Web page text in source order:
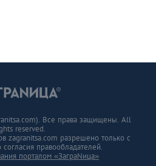
Все права защищены. All
reserved.
zagranitsa.com разрешено только с
согласия правообладателей.
порталом «ЗаграNица»